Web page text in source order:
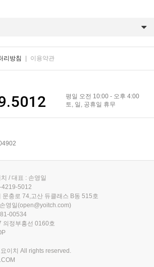
리방침 이용약관
평일 오전 10:00 - 오후 4:00
토, 일, 공휴일 휴무
/ 대표 : 손영일
4219-5012
문충로 74,고산 듀클래스 B동 515호
영일(open@yoitch.com)
00534
의정부흥선 0160호
이치 All rights reserved.